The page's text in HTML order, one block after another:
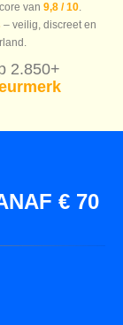
van 9,8 / 10.
– veilig, discreet en
2.850+
€ 70